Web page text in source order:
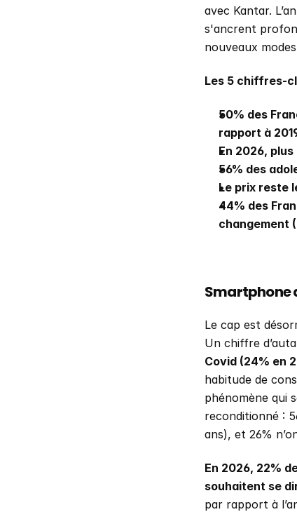
avec Kantar.
s'ancrent
nouveaux
Les 5 chiffres-
50% des
rapport à
En 2026,
56% des
Le prix reste
44% des
changement
Smartphone
Le cap est
Un chiffre
Covid (24% en
habitude de
phénomène qui
reconditionné :
ans), et 26%
En 2026, 22%
souhaitent se
par rapport à